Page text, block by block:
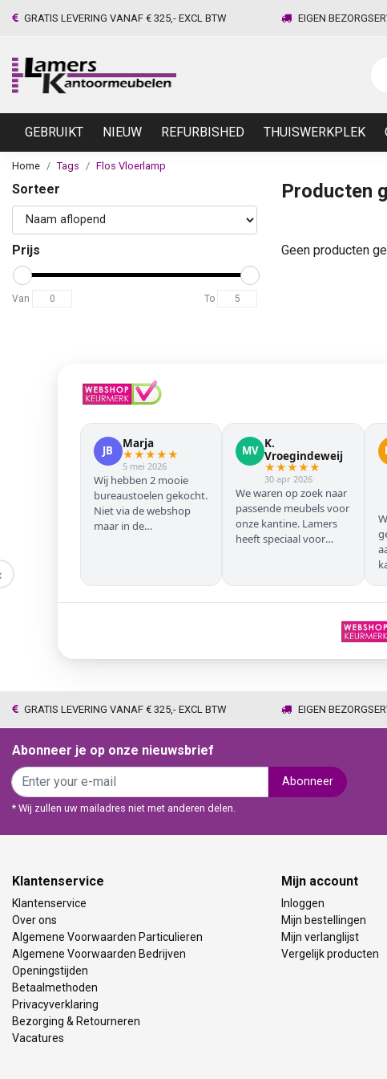
GRATIS LEVERING VANAF € 325,- EXCL BTW EIGEN
GEBRUIKT NIEUW REFURBISHED THUISWERKPLEK
Home Tags Flos Vloerlamp
Sorteer
Prijs
Van To
Producten
Geen producten
JB
Marja
★★★★★
5 mei 2026
Wij hebben 2 mooie
bureaustoelen gekocht.
Niet via de webshop
maar in de
MV
K.
Vroegindeweij
★★★★★
30 apr 2026
We waren op zoek naar
passende meubels voor
onze kantine. Lamers
heeft speciaal voor
zodat we geen beuken
met eiken door elkaar
GRATIS LEVERING VANAF € 325,- EXCL BTW EIGEN
Abonneer je op onze nieuwsbrief
Abonneer
* Wij zullen uw mailadres niet met anderen delen.
Klantenservice
Klantenservice
Over ons
Algemene Voorwaarden Particulieren
Algemene Voorwaarden Bedrijven
Openingstijden
Betaalmethoden
Privacyverklaring
Bezorging & Retourneren
Vacatures
Mijn account
Inloggen
Mijn bestellingen
Mijn verlanglijst
Vergelijk producten